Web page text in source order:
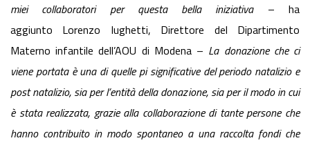
miei collaboratori per questa bella iniziativa– ha
aggiunto Lorenzo Iughetti, Direttore del Dipartimento
Materno infantile dell’AOU di Modena – La donazione che ci
viene portata è una di quelle pi significative del periodo natalizio e
post natalizio, sia per l’entità della donazione, sia per il modo in cui
è stata realizzata, grazie alla collaborazione di tante persone che
hanno contribuito in modo spontaneo a una raccolta fondi che